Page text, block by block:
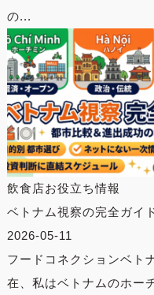
の...
飲食店お役立ち情報
ベトナム視察の完全ガイ
2026-05-11
フードコネクションベト
在、私はベトナムのホー